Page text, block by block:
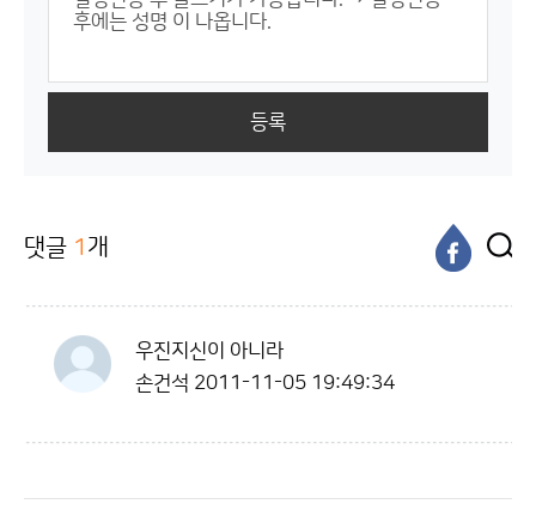
등록
댓글 1 개
우진지신이 아니라
손건석 2011-11-05 19:49:34